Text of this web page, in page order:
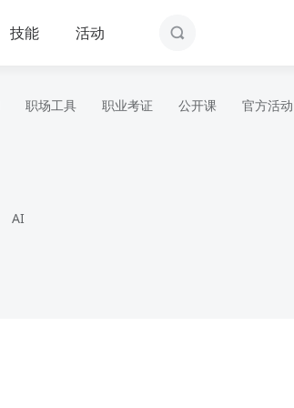
技能 活动
职场工具 职业考证 公开课 官方活动
AI